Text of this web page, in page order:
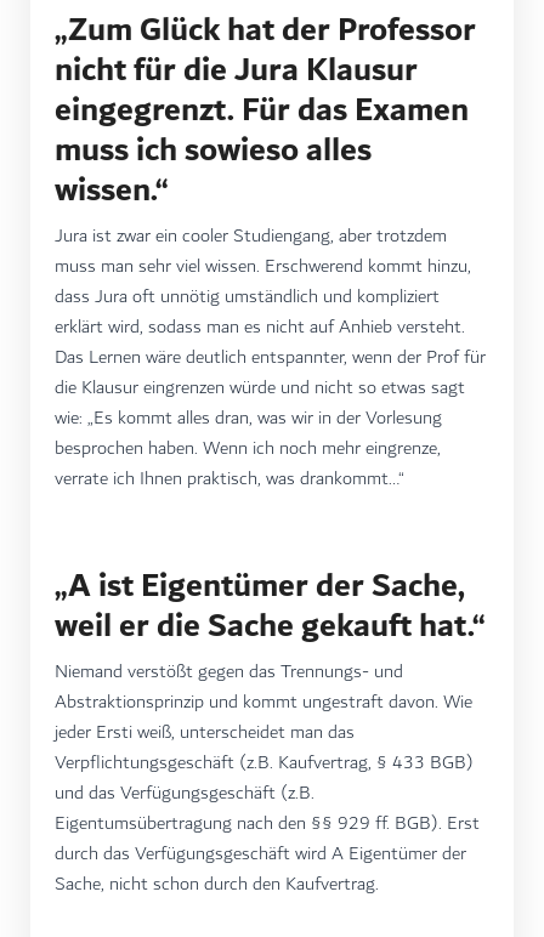
„Zum Glück hat der Professor
nicht für die Jura Klausur
eingegrenzt. Für das Examen
muss ich sowieso alles
wissen.“
Jura ist zwar ein cooler Studiengang, aber trotzdem
muss man sehr viel wissen. Erschwerend kommt hinzu,
dass Jura oft unnötig umständlich und kompliziert
erklärt wird, sodass man es nicht auf Anhieb versteht.
Das Lernen wäre deutlich entspannter, wenn der Prof für
die Klausur eingrenzen würde und nicht so etwas sagt
wie: „Es kommt alles dran, was wir in der Vorlesung
besprochen haben. Wenn ich noch mehr eingrenze,
verrate ich Ihnen praktisch, was drankommt…“
„A ist Eigentümer der Sache,
weil er die Sache gekauft hat.“
Niemand verstößt gegen das Trennungs- und
Abstraktionsprinzip und kommt ungestraft davon. Wie
jeder Ersti weiß, unterscheidet man das
Verpflichtungsgeschäft (z.B. Kaufvertrag, § 433 BGB)
und das Verfügungsgeschäft (z.B.
Eigentumsübertragung nach den §§ 929 ff. BGB). Erst
durch das Verfügungsgeschäft wird A Eigentümer der
Sache, nicht schon durch den Kaufvertrag.